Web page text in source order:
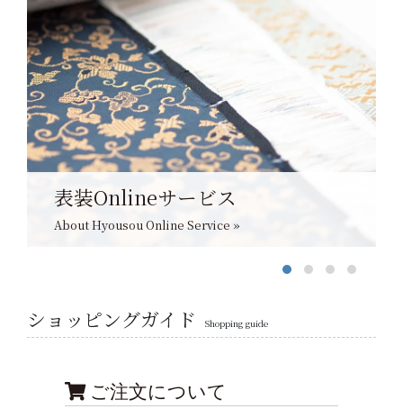
表装Onlineサービス
About Hyousou Online Service »
ショッピングガイド Shopping guide
ご注文について